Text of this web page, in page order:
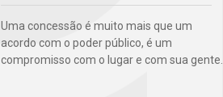
Uma concessão é muito mais que um
acordo com o poder público, é um
compromisso com o lugar e com sua gente.